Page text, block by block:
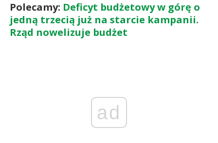
Polecamy: Deficyt budżetowy w górę o
jedną trzecią już na starcie kampanii.
Rząd nowelizuje budżet
ad